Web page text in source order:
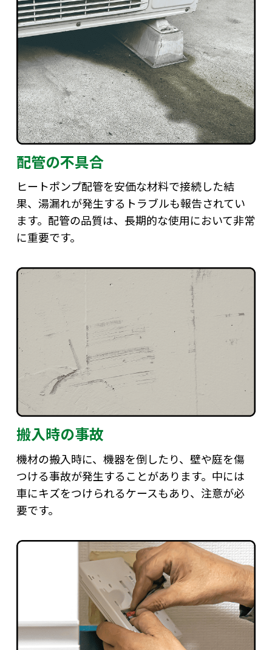
配管の不具合
ヒートポンプ配管を安価な材料で接続した結
果、湯漏れが発生するトラブルも報告されてい
ます。配管の品質は、長期的な使用において非常
に重要です。
搬入時の事故
機材の搬入時に、機器を倒したり、壁や庭を傷
つける事故が発生することがあります。中には
車にキズをつけられるケースもあり、注意が必
要です。